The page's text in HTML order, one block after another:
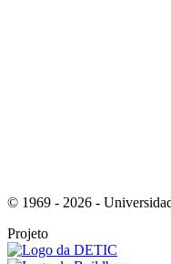
© 1969 - 2026 -
Projeto